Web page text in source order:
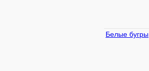
Белые бугры